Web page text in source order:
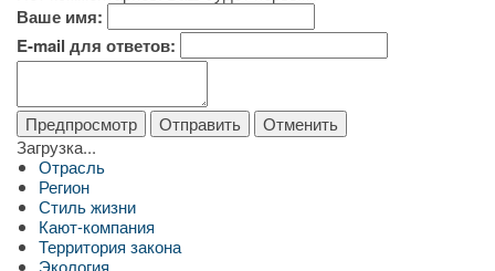
Ваше имя:
E-mail для ответов:
Загрузка...
Отрасль
Регион
Стиль жизни
Кают-компания
Территория закона
Экология